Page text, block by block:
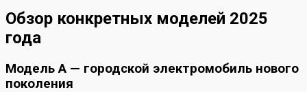
Обзор конкретных моделей 2025
года
Модель А — городской электромобиль нового
поколения